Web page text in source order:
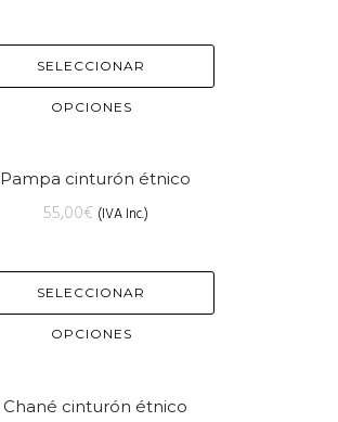
SELECCIONAR
OPCIONES
Pampa cinturón étnico
55,00€ (IVA Inc.)
SELECCIONAR
OPCIONES
Chané cinturón étnico